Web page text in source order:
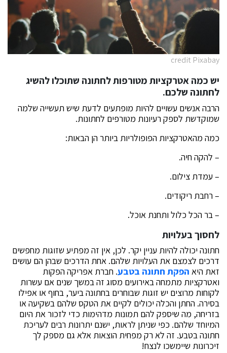
credit Pixabay
יש כמה אטרקציות מטורפות לחתונה שתוכלו להשיג
לחתונה שלכם.
הרבה אנשים עשויים להיות מופתעים לדעת שיש תעשייה שלמה
שמוקדשת לספק רעיונות מטורפים לחתונות.
כמה מהאטרקציות הפופולריות ביותר הן הבאות:
– להקה חיה.
– עמדת צילום.
– רחבת ריקודים.
– בר הכל כלול ותחנת אוכל.
לחסוך בעלויות
חתונה יכולה להיות עניין יקר. לכן, אין זה מפתיע שזוגות מחפשים
דרכים לצמצם את העלויות שלהם. אחת הדרכים שבהן הם עושים
זאת היא הפקת חתונה בטבע. חברת אפריקה הפקות
ואטרקציות מתמחה באירועים מסוג זה במשך שנים אם עשרות
לקוחות מרוצים יש זוגות שבוחרים בחתונה ביער, בחוף או אפילו
בסירה. החתן והכלה יכולים לקיים את הטקס שלהם בשקיעה או
בזריחה, מה שיספק להם תמונות מדהימות כדי לזכור את היום
המיוחד שלהם. כפי שניתן לראות, ישנם יתרונות רבים לעריכת
חתונה בטבע. זה לא רק מפחית הוצאות אלא גם מספק לך
זיכרונות שיימשכו לנצח!